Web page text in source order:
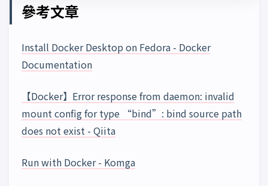
參考文章
Install Docker Desktop on Fedora - Docker
Documentation
【Docker】Error response from daemon: invalid
mount config for type “bind”: bind source path
does not exist - Qiita
Run with Docker - Komga